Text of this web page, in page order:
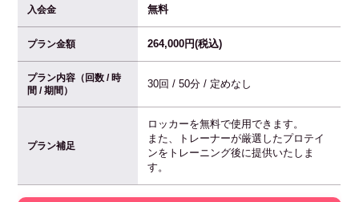
入会金 無料
プラン金額 264,000円(税込)
プラン内容（回数 / 時
間 / 期間）
30回 / 50分 / 定めなし
プラン補足
ロッカーを無料で使用できます。
また、トレーナーが厳選したプロテイ
ンをトレーニング後に提供いたしま
す。